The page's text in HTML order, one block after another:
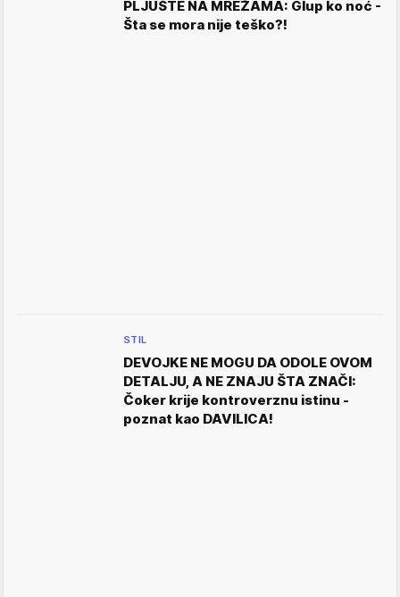
PLJUŠTE NA MREŽAMA: Glup ko noć -
Šta se mora nije teško?!
STIL
DEVOJKE NE MOGU DA ODOLE OVOM
DETALJU, A NE ZNAJU ŠTA ZNAČI:
Čoker krije kontroverznu istinu -
poznat kao DAVILICA!